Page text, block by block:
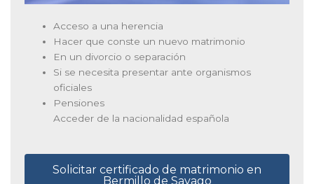
Acceso a una herencia
Hacer que conste un nuevo matrimonio
En un divorcio o separación
Si se necesita presentar ante organismos
oficiales
Pensiones
Acceder de la nacionalidad española
Solicitar certificado de matrimonio en
Bermillo de Sayago